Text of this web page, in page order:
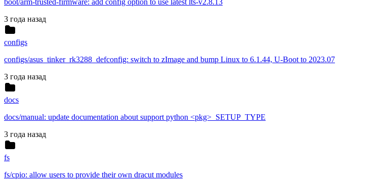
boot/arm-trusted-firmware: add config option to use latest lts-v2.8.13
3 года назад
configs
configs/asus_tinker_rk3288_defconfig: switch to zImage and bump Linux to 6.1.44, U-Boot to 2023.07
3 года назад
docs
docs/manual: update documentation about support python <pkg>_SETUP_TYPE
3 года назад
fs
fs/cpio: allow users to provide their own dracut modules